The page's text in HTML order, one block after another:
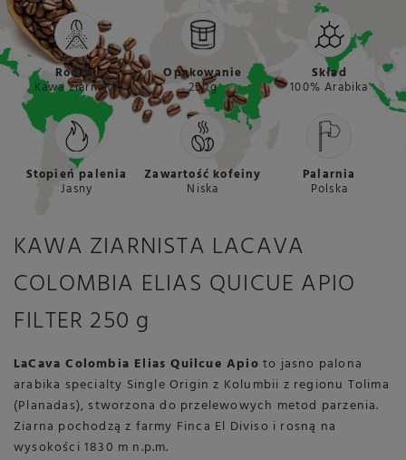
Rodzaj
Kawa ziarnista
Opakowanie
250g
Skład
100% Arabika
Stopień palenia
Jasny
Zawartość kofeiny
Niska
Palarnia
Polska
KAWA ZIARNISTA LACAVA
COLOMBIA ELIAS QUICUE APIO
FILTER 250 g
LaCava Colombia Elias Quilcue Apio to jasno palona
arabika specialty Single Origin z Kolumbii z regionu Tolima
(Planadas), stworzona do przelewowych metod parzenia.
Ziarna pochodzą z farmy Finca El Diviso i rosną na
wysokości 1830 m n.p.m.